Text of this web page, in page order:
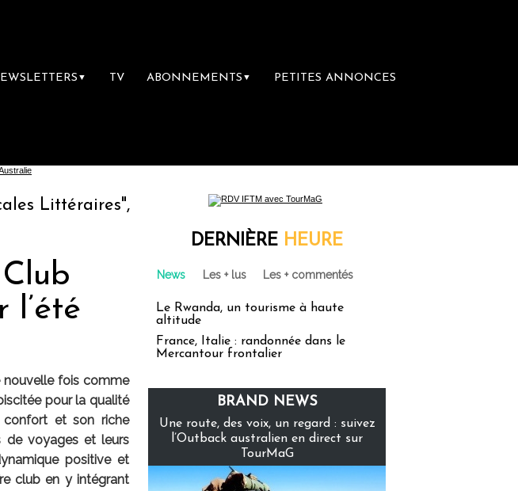
▼ TV ABONNEMENTS ▼ PETITES ANNONCES
la première librairie du voyage Le groupe Sainte-Claire
l’été
nouvelle fois comme
pour la qualité
et son riche
de voyages et leurs
positive et
club en y intégrant
DERNIÈRE HEURE
News Les + lus Les + commentés
Le Rwanda, un tourisme à haute
altitude
France, Italie : randonnée dans le
Mercantour frontalier
BRAND NEWS
Une route, des voix, un regard : suivez
l’Outback australien en direct sur
TourMaG